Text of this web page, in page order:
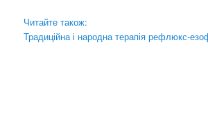
Читайте також:
Традиційна і народна терапія рефлюкс-